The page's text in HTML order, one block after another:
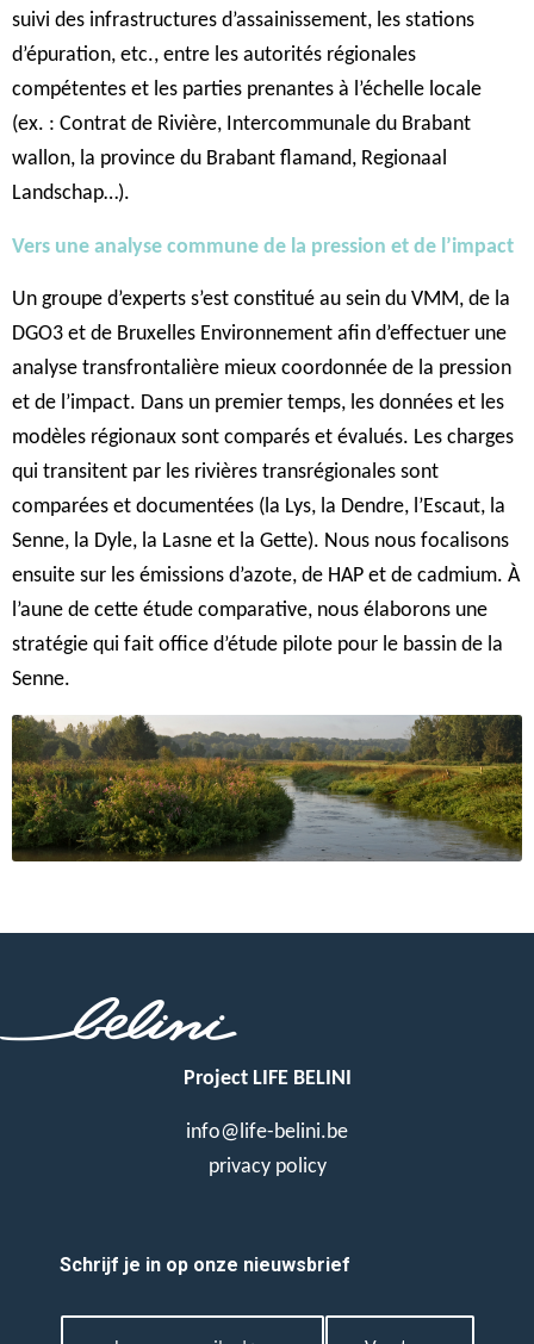
suivi des infrastructures d’assainissement, les stations
d’épuration, etc., entre les autorités régionales
compétentes et les parties prenantes à l’échelle locale
(ex. : Contrat de Rivière, Intercommunale du Brabant
wallon, la province du Brabant flamand, Regionaal
Landschap…).
Vers une analyse commune de la pression et de l’impact
Un groupe d’experts s’est constitué au sein du VMM, de la
DGO3 et de Bruxelles Environnement afin d’effectuer une
analyse transfrontalière mieux coordonnée de la pression
et de l’impact. Dans un premier temps, les données et les
modèles régionaux sont comparés et évalués. Les charges
qui transitent par les rivières transrégionales sont
comparées et documentées (la Lys, la Dendre, l’Escaut, la
Senne, la Dyle, la Lasne et la Gette). Nous nous focalisons
ensuite sur les émissions d’azote, de HAP et de cadmium. À
l’aune de cette étude comparative, nous élaborons une
stratégie qui fait office d’étude pilote pour le bassin de la
Senne.
Project LIFE BELINI
info@life-belini.be
privacy policy
Schrijf je in op onze nieuwsbrief
E